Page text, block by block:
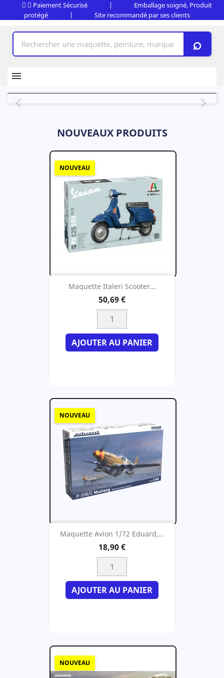
Paiement Sécurisé |
Emballage soigné, Produit
protégé
| Site recommandé par ses clients
⌕
Précédent 
NOUVEAUX PRODUITS
Maquette Italeri Scooter...
50,69 €
AJOUTER AU PANIER
NOUVEAU
Maquette Avion 1/72 Eduard,...
18,90 €
AJOUTER AU PANIER
NOUVEAU
NOUVEAU